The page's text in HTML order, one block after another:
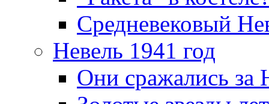
Средневековый
Невель 1941 год
Они сражались за